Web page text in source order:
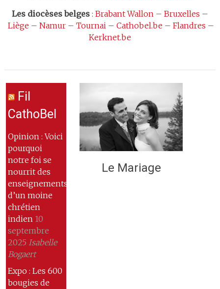
Les diocèses belges: Brabant Wallon– Bruxelles –
Liège – Namur– Tournai– Cathobel.be – Flandres –
Kerknet.be
Fil
CathoBel
Opinion : Voici
pourquoi
notre foi se
nourrit des
enseignements
d’un moine
chrétien
indien 10
septembre
2025 Isabelle
Bogaert
Expo : Les 600
bougies de
Le Mariage